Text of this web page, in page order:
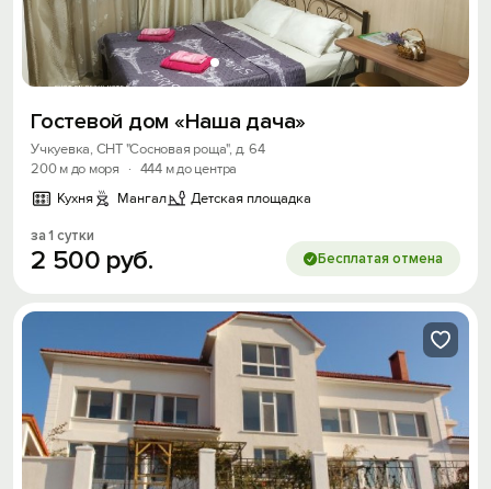
Гостевой дом «Наша дача»
Учкуевка, СНТ "Сосновая роща", д. 64
200 м до моря
· 444 м до центра
Кухня
Мангал Детская площадка
за 1 сутки
2 500 руб. Бесплатая отмена
Скидка −5%
Хочешь дешевле? Оставь почту и получи
промокод на первое бронирование!
Вход на сайт
Войти илиЗарегистрироваться